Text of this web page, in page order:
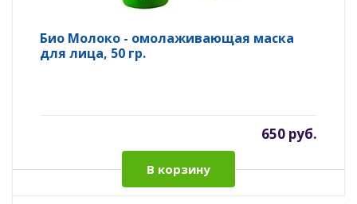
Био Молоко - омолаживающая маска
для лица, 50 гр.
650 руб.
В корзину